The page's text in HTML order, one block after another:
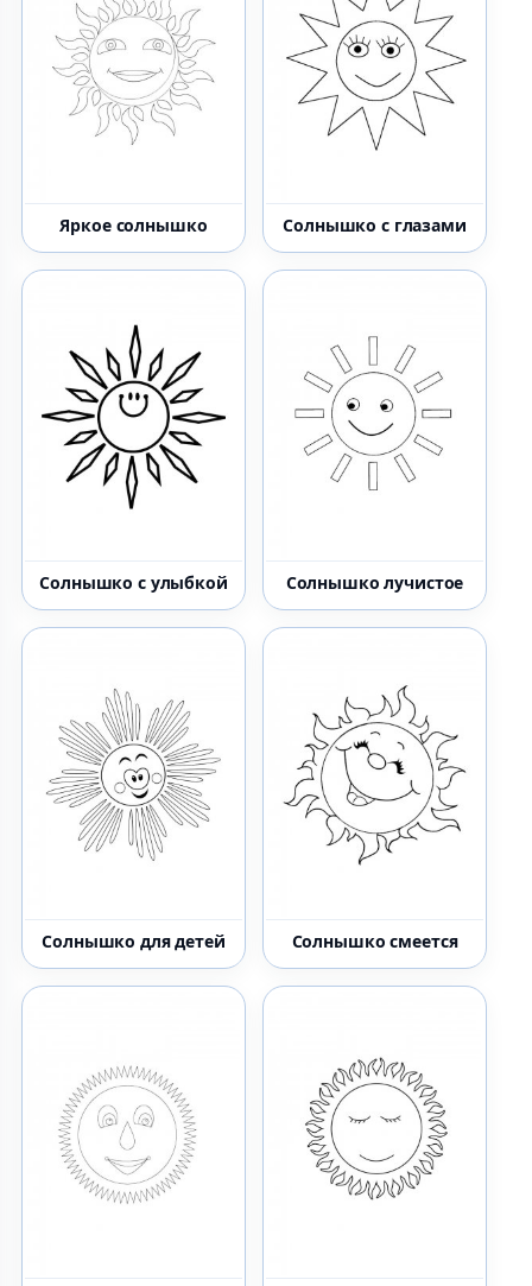
Яркое солнышко Солнышко с глазами
Солнышко с улыбкой Солнышко лучистое
Солнышко для детей Солнышко смеется